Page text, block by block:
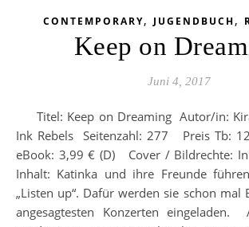
CONTEMPORARY, JUGENDBUCH,
Keep on
Juni 4, 2017
Titel: Keep on Dreaming Autor/in: Kira Minttu Verlag:
Ink Rebels Seitenzahl: 277 Preis Tb:
eBook: 3,99 € (D) Cover / Bildrechte:
Inhalt: Katinka und ihre Freunde
„Listen up“. Dafür werden sie schon mal
angesagtesten Konzerten eingeladen.